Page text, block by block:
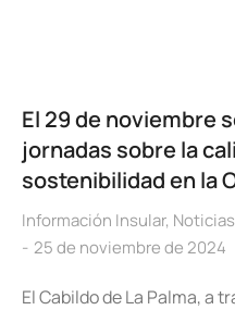
El 29 de noviembre
jornadas sobre la
sostenibilidad en la
Información Insular, Noticias
25 de noviembre de 2024
El Cabildo de La Palma, a